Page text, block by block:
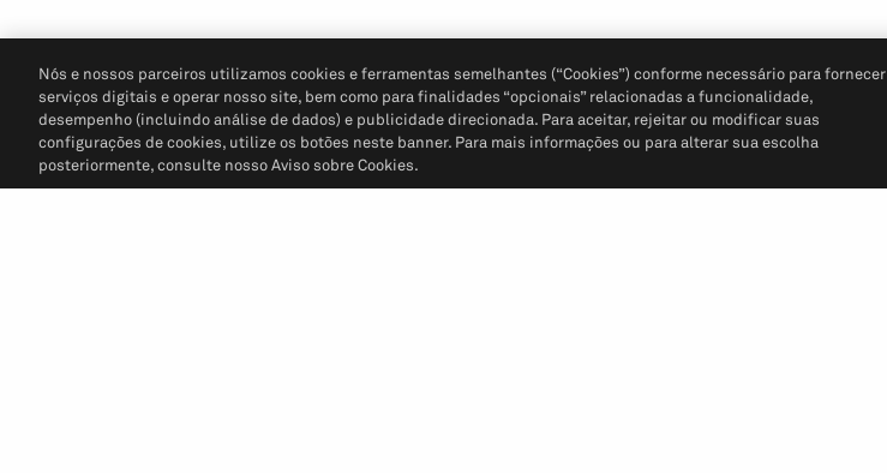
Nós e nossos parceiros utilizamos cookies e ferramentas semelhantes (“Cookies”) conforme necessário para fornecer
serviços digitais e operar nosso site, bem como para finalidades “opcionais” relacionadas a funcionalidade,
desempenho (incluindo análise de dados) e publicidade direcionada. Para aceitar, rejeitar ou modificar suas
configurações de cookies, utilize os botões neste banner. Para mais informações ou para alterar sua escolha
posteriormente, consulte nosso Aviso sobre Cookies.